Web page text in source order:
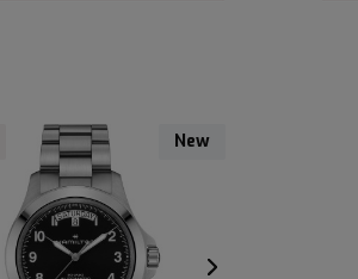
New